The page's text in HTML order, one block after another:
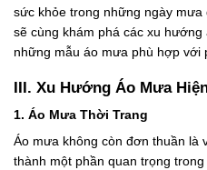
sức khỏe trong những ngày
sẽ cùng khám phá các xu
những mẫu áo mưa phù hợp với
III. Xu Hướng Áo Mưa
1. Áo Mưa Thời Trang
Áo mưa không còn đơn thuần là
thành một phần quan trọng